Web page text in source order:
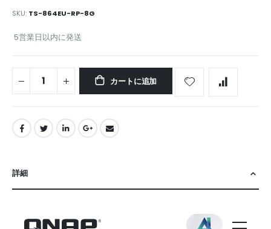
SKU TS-864EU-RP-8G
5営業日以内に発送
カートに追加
詳細